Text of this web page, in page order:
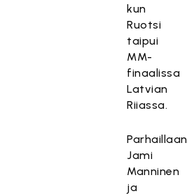
kun
Ruotsi
taipui
MM-
finaalissa
Latvian
Riiassa.
Parhaillaan
Jami
Manninen
ja
T
ä
m
ä
i
s
ä